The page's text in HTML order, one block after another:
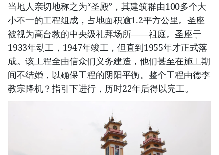
当地人亲切地称之为“圣殿”，其建筑群由100多个大
小不一的工程组成，占地面积逾1.2平方公里。圣座
被视为高台教的中央级礼拜场所——祖庭。圣座于
1933年动工，1947年竣工，但直到1955年才正式落
成。该工程全由信众们义务建造，他们甚至在施工期
间不结婚，以确保工程的阴阳平衡。整个工程由德李
教宗降机？指引下进行，历时22年后得以完工。